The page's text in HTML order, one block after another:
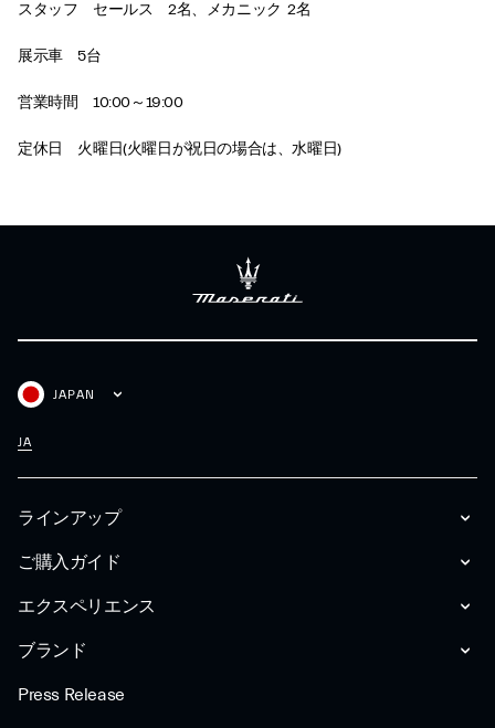
スタッフ セールス 2名、メカニック 2名
展示車 5台
営業時間 10:00～19:00
定休日 火曜日(火曜日が祝日の場合は、水曜日)
ラインアップ
ご購入ガイド
エクスペリエンス
ブランド
Press Release
JAPAN
JA